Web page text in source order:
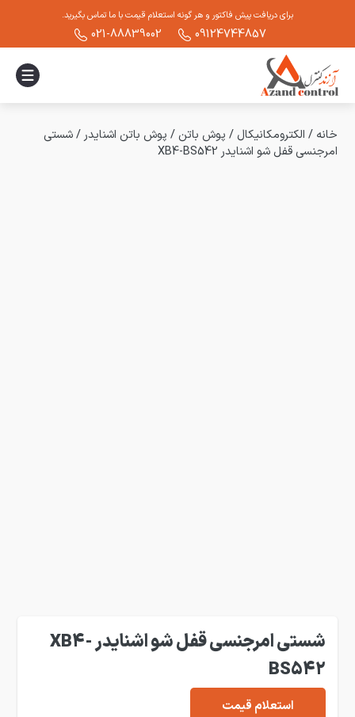
برای دریافت پیش فاکتور و هر گونه استعلام قیمت با ما تماس بگیرید.
09124744857
021-88839002
خانه / الکترومکانیکال / پوش باتن / پوش باتن اشنایدر /شستی
امرجنسی قفل شو اشنایدر XB4-BS542
شستی امرجنسی قفل شو اشنایدر XB4-
BS542
استعلام قیمت